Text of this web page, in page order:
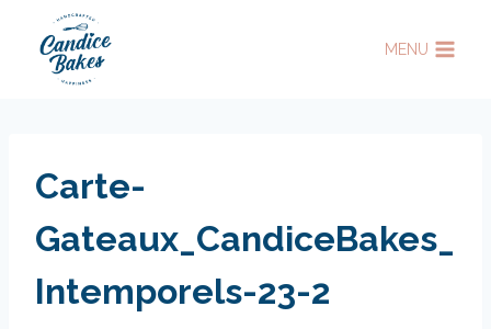
contenu
MENU
Carte-
Gateaux_CandiceBakes_
Intemporels-23-2